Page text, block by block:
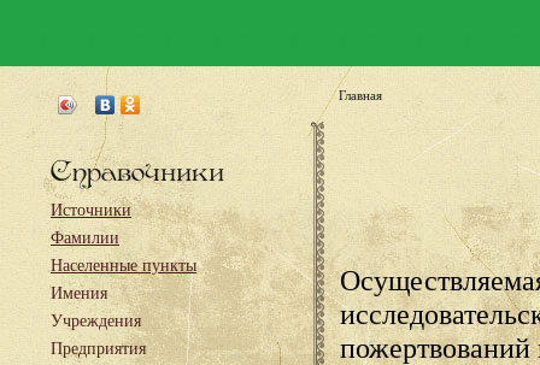
Справочники
Источники
Фамилии
Населенные пункты
Имения
Учреждения
Предприятия
Главная
пожертвований